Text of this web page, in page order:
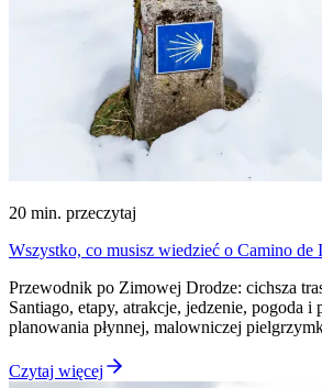
20 min. przeczytaj
Wszystko, co musisz wiedzieć o Camino de
Przewodnik po Zimowej Drodze: cichsza
Santiago, etapy, atrakcje, jedzenie, pogoda i
planowania płynnej, malowniczej
Czytaj więcej